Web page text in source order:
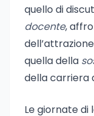
quello di
docente,
quella della
della carriera
Le giornate di